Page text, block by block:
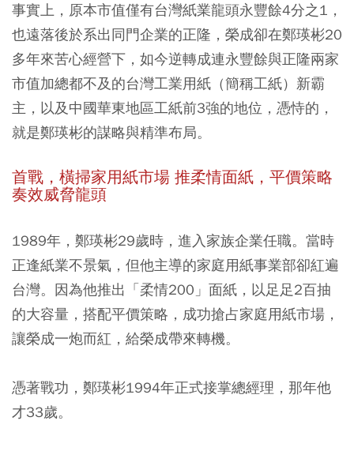
事實上，原本市值僅有台灣紙業龍頭永豐餘4分之1，
也遠落後於系出同門企業的正隆，榮成卻在鄭瑛彬20
多年來苦心經營下，如今逆轉成連永豐餘與正隆兩家
市值加總都不及的台灣工業用紙（簡稱工紙）新霸
主，以及中國華東地區工紙前3強的地位，憑恃的，
就是鄭瑛彬的謀略與精準布局。
首戰，橫掃家用紙市場 推柔情面紙，平價策略
奏效威脅龍頭
1989年，鄭瑛彬29歲時，進入家族企業任職。當時
正逢紙業不景氣，但他主導的家庭用紙事業部卻紅遍
台灣。因為他推出「柔情200」面紙，以足足2百抽
的大容量，搭配平價策略，成功搶占家庭用紙市場，
讓榮成一炮而紅，給榮成帶來轉機。
憑著戰功，鄭瑛彬1994年正式接掌總經理，那年他
才33歲。